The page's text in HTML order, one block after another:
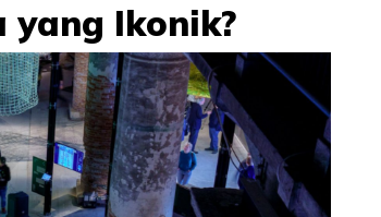
yang Ikonik?